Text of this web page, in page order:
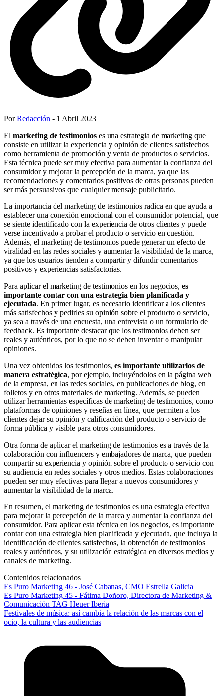
PorRedacción - 1 Abril 2023
El marketing de testimonios es una estrategia de marketing que
consiste en utilizar la experiencia y opinión de clientes satisfechos
como herramienta de promoción y venta de productos o servicios.
Esta técnica puede ser muy efectiva para aumentar la confianza del
consumidor y mejorar la percepción de la marca, ya que las
recomendaciones y comentarios positivos de otras personas pueden
ser más persuasivos que cualquier mensaje publicitario.
La importancia del marketing de testimonios radica en que ayuda a
establecer una conexión emocional con el consumidor potencial, que
se siente identificado con la experiencia de otros clientes y puede
verse incentivado a probar el producto o servicio en cuestión.
Además, el marketing de testimonios puede generar un efecto de
viralidad en las redes sociales y aumentar la visibilidad de la marca,
ya que los usuarios tienden a compartir y difundir comentarios
positivos y experiencias satisfactorias.
Para aplicar el marketing de testimonios en los negocios, es
importante contar con una estrategia bien planificada y
ejecutada. En primer lugar, es necesario identificar a los clientes
más satisfechos y pedirles su opinión sobre el producto o servicio,
ya sea a través de una encuesta, una entrevista o un formulario de
feedback. Es importante destacar que los testimonios deben ser
reales y auténticos, por lo que no se deben inventar o manipular
opiniones.
Una vez obtenidos los testimonios, es importante utilizarlos de
manera estratégica, por ejemplo, incluyéndolos en la página web
de la empresa, en las redes sociales, en publicaciones de blog, en
folletos y en otros materiales de marketing. Además, se pueden
utilizar herramientas específicas de marketing de testimonios, como
plataformas de opiniones y reseñas en línea, que permiten a los
clientes dejar su opinión y calificación del producto o servicio de
forma pública y visible para otros consumidores.
Otra forma de aplicar el marketing de testimonios es a través de la
colaboración con influencers y embajadores de marca, que pueden
compartir su experiencia y opinión sobre el producto o servicio con
su audiencia en redes sociales y otros medios. Estas colaboraciones
pueden ser muy efectivas para llegar a nuevos consumidores y
aumentar la visibilidad de la marca.
En resumen, el marketing de testimonios es una estrategia efectiva
para mejorar la percepción de la marca y aumentar la confianza del
consumidor. Para aplicar esta técnica en los negocios, es importante
contar con una estrategia bien planificada y ejecutada, que incluya la
identificación de clientes satisfechos, la obtención de testimonios
reales y auténticos, y su utilización estratégica en diversos medios y
canales de marketing.
Contenidos relacionados
Es Puro Marketing 46 - José Cabanas, CMO Estrella Galicia
Es Puro Marketing 45 - Fátima Doñoro, Directora de Marketing &
Comunicación TAG Heuer Iberia
Festivales de música: así cambia la relación de las marcas con el
ocio, la cultura y las audiencias